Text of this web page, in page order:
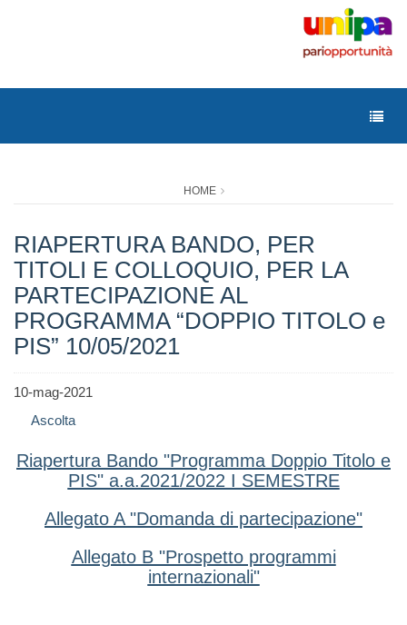
HOME
RIAPERTURA BANDO, PER
TITOLI E COLLOQUIO, PER LA
PARTECIPAZIONE AL
PROGRAMMA “DOPPIO TITOLO e
PIS” 10/05/2021
10-mag-2021
Ascolta
Riapertura Bando "Programma Doppio Titolo e
PIS" a.a.2021/2022 I SEMESTRE
Allegato A "Domanda di partecipazione"
Allegato B "Prospetto programmi
internazionali"